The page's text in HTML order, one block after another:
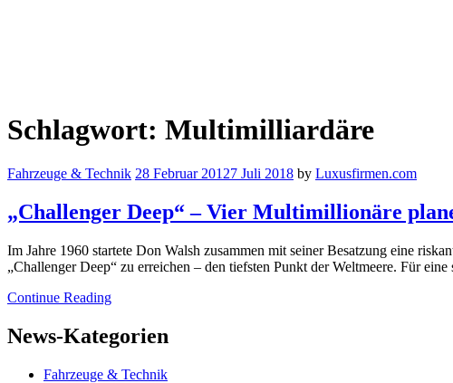
Schlagwort: Multimilliardäre
Fahrzeuge & Technik 28 Februar 20127 Juli 2018 by Luxusfirmen.com
„Challenger Deep“ – Vier Multimillionäre
Im Jahre 1960 startete Don Walsh zusammen mit seiner Besatzung eine
„Challenger Deep“ zu erreichen – den tiefsten Punkt der Weltmeere. Für
Continue Reading
News-Kategorien
Fahrzeuge & Technik